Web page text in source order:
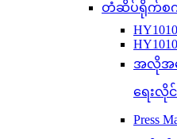
တံဆိပ်ရိုက်စ
အလိုအ
ရေး
Press